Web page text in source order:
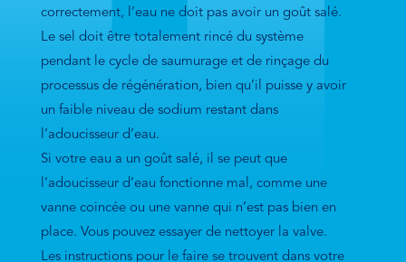
correctement, l’eau ne doit pas avoir un goût salé.
Le sel doit être totalement rincé du système
pendant le cycle de saumurage et de rinçage du
processus de régénération, bien qu’il puisse y avoir
un faible niveau de sodium restant dans
l’adoucisseur d’eau.
Si votre eau a un goût salé, il se peut que
l’adoucisseur d’eau fonctionne mal, comme une
vanne coincée ou une vanne qui n’est pas bien en
place. Vous pouvez essayer de nettoyer la valve.
Les instructions pour le faire se trouvent dans votre